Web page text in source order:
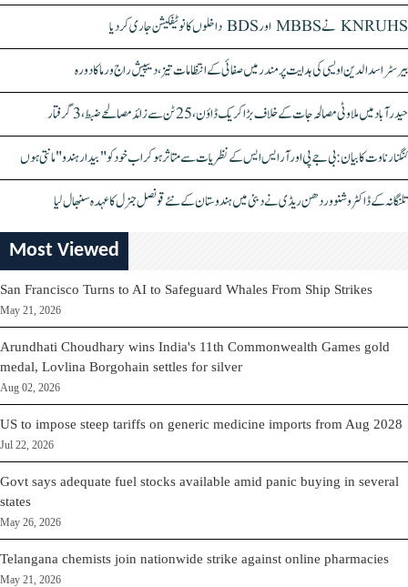
KNRUHS نے MBBS اور BDS داخلوں کا نوٹیفکیشن جاری کر دیا
بیرسٹر اسدالدین اویسی کی ہدایت پر مندر میں صفائی کے انتظامات تیز، دیپیش راج ورما کا دورہ
حیدرآباد میں ملاوٹی مصالحہ جات کے خلاف بڑا کریک ڈاؤن، 25 ٹن سے زائد مصالحے ضبط، 3 گرفتار
کنگنا رناوت کا بیان: بی جے پی اور آر ایس ایس کے نظریات سے متاثر ہو کر اب خود کو "بیدار ہندو" مانتی ہوں
تلنگانہ کے ڈاکٹر وشنو وردھن ریڈی نے دبئی میں ہندوستان کے نئے قونصل جنرل کا عہدہ سنبھال لیا
Most Viewed
San Francisco Turns to AI to Safeguard Whales From Ship Strikes
May 21, 2026
Arundhati Choudhary wins India's 11th Commonwealth Games gold
medal, Lovlina Borgohain settles for silver
Aug 02, 2026
US to impose steep tariffs on generic medicine imports from Aug 2028
Jul 22, 2026
Govt says adequate fuel stocks available amid panic buying in several
states
May 26, 2026
Telangana chemists join nationwide strike against online pharmacies
May 21, 2026